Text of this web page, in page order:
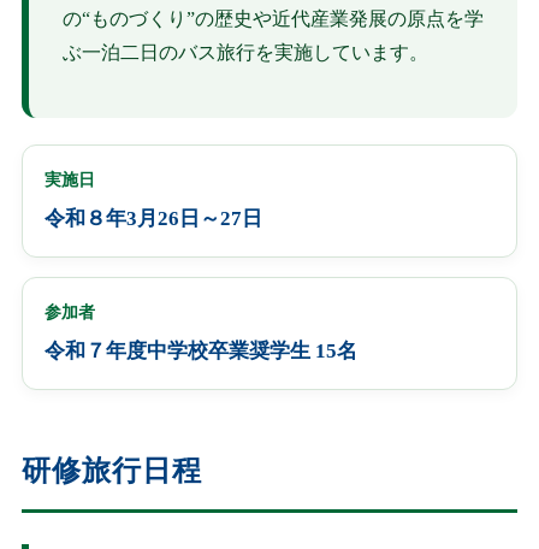
の“ものづくり”の歴史や近代産業発展の原点を学
ぶ一泊二日のバス旅行を実施しています。
実施日
令和８年3月26日～27日
参加者
令和７年度中学校卒業奨学生 15名
研修旅行日程